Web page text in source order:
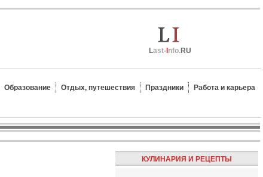
Last- nfo.RU
Образование Отдых, путешествия Праздники
Работа и карьера
КУЛИНАРИЯ И РЕЦЕПТЫ